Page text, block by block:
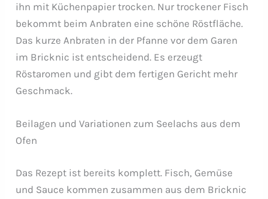
ihn mit Küchenpapier trocken. Nur trockener Fisch
bekommt beim Anbraten eine schöne Röstfläche.
Das kurze Anbraten in der Pfanne vor dem Garen
im Bricknic ist entscheidend. Es erzeugt
Röstaromen und gibt dem fertigen Gericht mehr
Geschmack.
Beilagen und Variationen zum Seelachs aus dem
Ofen
Das Rezept ist bereits komplett. Fisch, Gemüse
und Sauce kommen zusammen aus dem Bricknic